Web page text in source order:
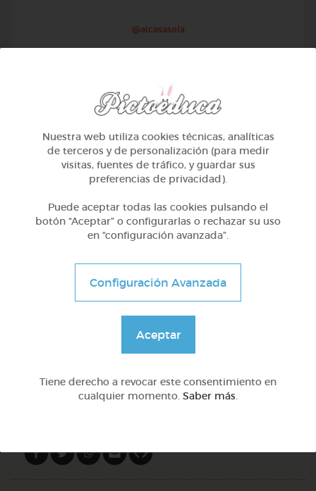
@alcasasola
1º Primaria (6-7 años)
Aprendemos a identificar el mayor menor e igual
DOCS (3)
Nuestra web utiliza cookies técnicas, analíticas
de terceros y de personalización (para medir
visitas, fuentes de tráfico, y guardar sus
preferencias de privacidad).
Puede aceptar todas las cookies pulsando el
botón “Aceptar” o configurarlas o rechazar su uso
en “configuración avanzada”.
Configuración Avanzada
Aceptar
Tiene derecho a revocar este consentimiento en
cualquier momento. Saber más.